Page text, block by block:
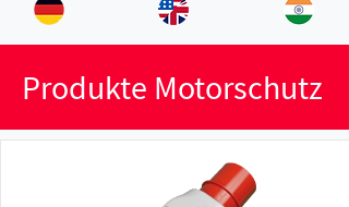
Produkte Motorschutz